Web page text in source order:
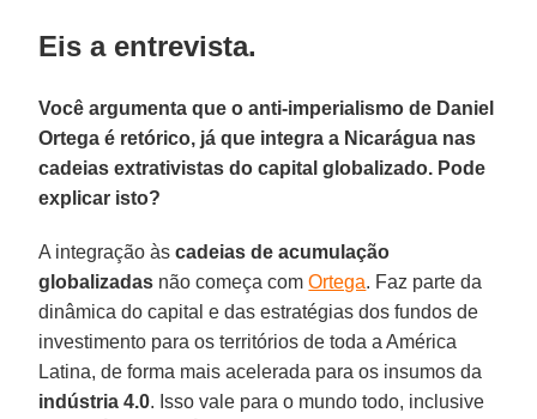
Eis a entrevista.
Você argumenta que o anti-imperialismo de Daniel
Ortega é retórico, já que integra a Nicarágua nas
cadeias extrativistas do capital globalizado. Pode
explicar isto?
A integração àscadeias de acumulação
globalizadas não começa comOrtega. Faz parte da
dinâmica do capital e das estratégias dos fundos de
investimento para os territórios de toda a América
Latina, de forma mais acelerada para os insumos da
indústria 4.0. Isso vale para o mundo todo, inclusive